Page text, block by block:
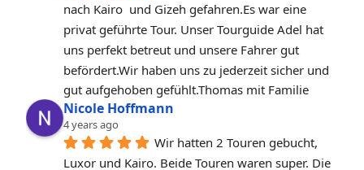
nach Kairo  und Gizeh gefahren.Es war eine
privat geführte Tour. Unser Tourguide Adel hat
uns perfekt betreut und unsere Fahrer gut
befördert.Wir haben uns zu jederzeit sicher und
gut aufgehoben gefühlt.Thomas mit Familie
Nicole Hoffmann
4 years ago
Wir hatten 2 Touren gebucht,
Luxor und Kairo. Beide Touren waren super. Die